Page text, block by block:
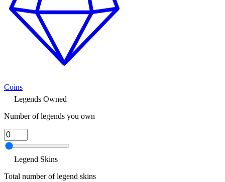
Coins
Legends Owned
Number of legends you own
Legend Skins
Total number of legend skins